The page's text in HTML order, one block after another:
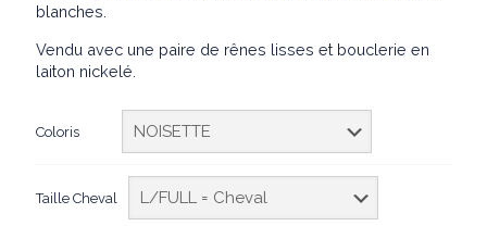
blanches.
Vendu avec une paire de rênes lisses et bouclerie en
laiton nickelé.
Coloris
Taille Cheval